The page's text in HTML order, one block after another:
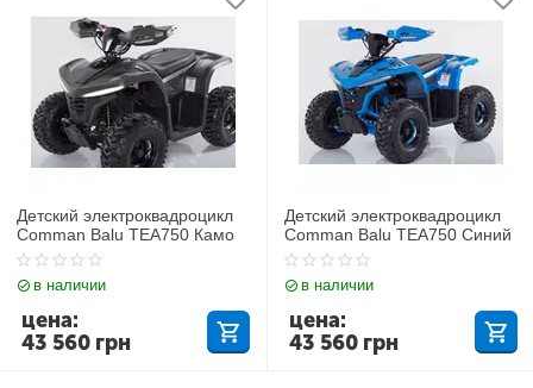
Детский электроквадроцикл
Comman Balu TEA750 Камо
в наличии
43 560 грн
цена:
Детский электроквадроцикл
Comman Balu TEA750 Синий
в наличии
43 560 грн
цена: